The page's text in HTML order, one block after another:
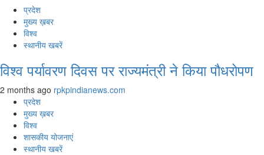
प्रदेश
मुख्य ख़बर
विश्व
स्थानीय खबरें
विश्व पर्यावरण दिवस पर राज्यमंत्री ने किया पौधरोपण
2 months ago rpkpindianews.com
प्रदेश
मुख्य ख़बर
विश्व
शासकीय योजनाएं
स्थानीय खबरें